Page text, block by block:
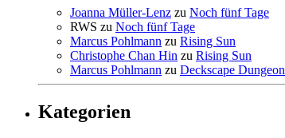
Joanna Müller-Lenz zu Noch fünf Tage
RWS zu Noch fünf Tage
Marcus Pohlmann zu Rising Sun
Christophe Chan Hin zu Rising Sun
Marcus Pohlmann zu Deckscape Dungeon
Kategorien